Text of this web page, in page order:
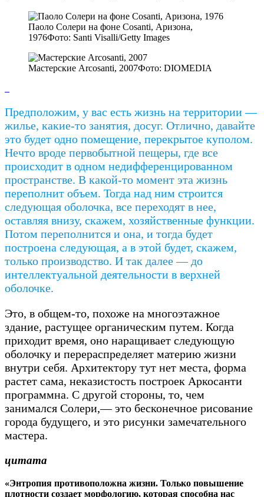
Паоло Солери на фоне Cosanti, Аризона,
1976Фото: Santi Visalli/Getty Images
Мастерские Arcosanti, 2007Фото: DIOMEDIA
Предположим, у вас есть жизнь на территории —
жилье, какие-то занятия, досуг. Отлично, давайте
это будет одно помещение, перекрытое куполом.
Нечто вроде первобытной пещеры, где все
происходит в одном недифференцированном
пространстве. В какой-то момент эта жизнь
переполнит объем. Тогда над ним строится
следующая оболочка, все переходят в нее,
оставляя внизу, скажем, хозяйственные функции.
Потом переполнится и она, и тогда будет
построена следующая, а в этой будет, скажем,
только производство. И так далее — до
интеллектуальной деятельности в верхней
оболочке.
Это, в общем-то, похоже на многоэтажное
здание, растущее органическим путем. Когда
приходит время, оно наращивает следующую
оболочку и перераспределяет материю жизни
внутри себя. Архитектору тут нет места, форма
растет сама, неказистость построек Аркосанти
программна. С другой стороны, то, чем
занимался Солери,— это бесконечное рисование
города будущего, и это рисунки замечательного
мастера.
цитата
«Энтропия противоположна жизни. Только повышение
плотности создает морфологию, которая способна нас